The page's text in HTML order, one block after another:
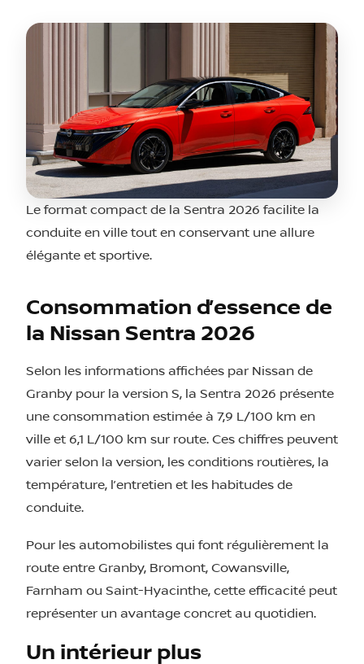
Le format compact de la Sentra 2026 facilite la
conduite en ville tout en conservant une allure
élégante et sportive.
Consommation d’essence de
la Nissan Sentra 2026
Selon les informations affichées par Nissan de
Granby pour la version S, la Sentra 2026 présente
une consommation estimée à 7,9 L/100 km en
ville et 6,1 L/100 km sur route. Ces chiffres peuvent
varier selon la version, les conditions routières, la
température, l’entretien et les habitudes de
conduite.
Pour les automobilistes qui font régulièrement la
route entre Granby, Bromont, Cowansville,
Farnham ou Saint-Hyacinthe, cette efficacité peut
représenter un avantage concret au quotidien.
Un intérieur plus